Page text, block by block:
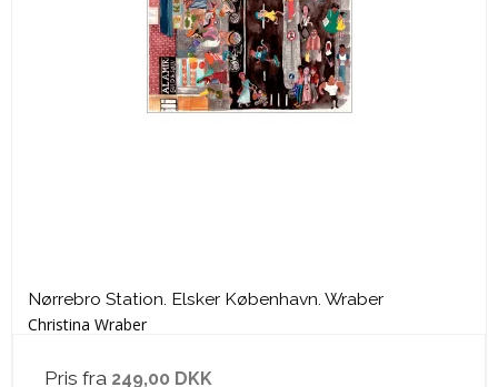
Nørrebro Station. Elsker København. Wraber
Christina Wraber
Pris fra 249,00 DKK